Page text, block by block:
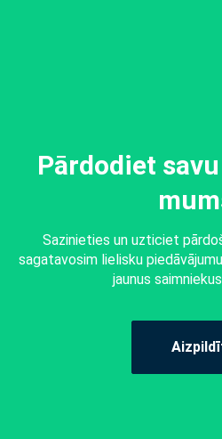
Pārdodiet
Sazinieties un uzticiet
sagatavosim lielisku
jaunus